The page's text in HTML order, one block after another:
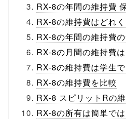
RX-8の年間の維持費
RX-8の維持費はどれ
RX-8の年間の維持費
RX-8の月間の維持費は
RX-8の維持費は学生
RX-8の維持費を比較
RX-8 スピリットRの
RX-8の所有は簡単で